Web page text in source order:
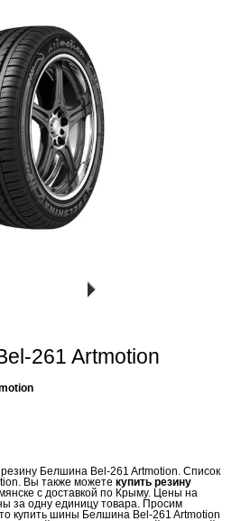
261 Artmotion
Белшина Bel-261 Artmotion. Список
Вы также можете купить резину
с доставкой по Крыму. Цены на
за одну единицу товара. Просим
купить шины Белшина Bel-261 Artmotion